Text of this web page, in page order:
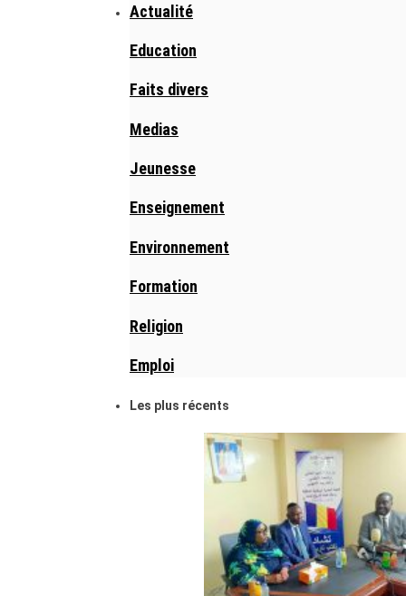
Actualité
Education
Faits divers
Medias
Jeunesse
Enseignement
Environnement
Formation
Religion
Emploi
Les plus récents